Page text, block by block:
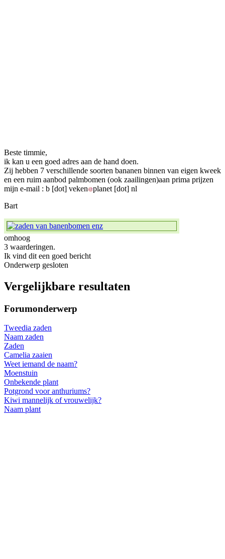
Beste timmie,
ik kan u een goed adres aan de hand doen.
Zij hebben 7 verschillende soorten bananen binnen van eigen kweek
en een ruim aanbod palmbomen (ook zaailingen)aan prima prijzen
mijn e-mail : b [dot] veken planet [dot] nl
Bart
omhoog
3 waarderingen.
Ik vind dit een goed bericht
Onderwerp gesloten
Vergelijkbare resultaten
Forumonderwerp
Tweedia zaden
Naam zaden
Zaden
Camelia zaaien
Weet iemand de naam?
Moenstuin
Onbekende plant
Potgrond voor anthuriums?
Kiwi mannelijk of vrouwelijk?
Naam plant